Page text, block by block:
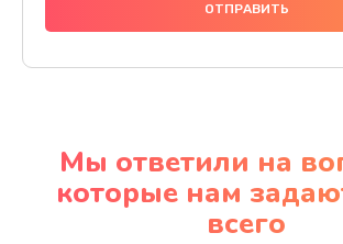
1000 руб.
Заказать
Профилактическая
Мы ответили на
которые нам
всего